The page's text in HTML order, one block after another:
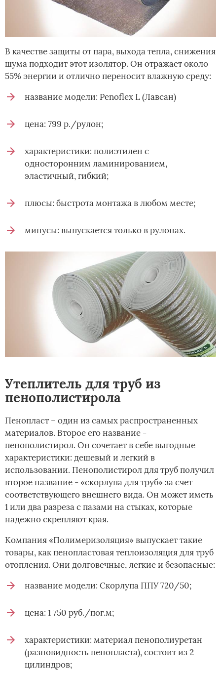
В качестве защиты от пара, выхода тепла, снижения
шума подходит этот изолятор. Он отражает около
55% энергии и отлично переносит влажную среду:
название модели: Penoflex L (Лавсан)
цена: 799 р./рулон;
характеристики: полиэтилен с
односторонним ламинированием,
эластичный, гибкий;
плюсы: быстрота монтажа в любом месте;
минусы: выпускается только в рулонах.
Утеплитель для труб из
пенополистирола
Пенопласт – один из самых распространенных
материалов. Второе его название -
пенополистирол. Он сочетает в себе выгодные
характеристики: дешевый и легкий в
использовании. Пенополистирол для труб получил
второе название - «скорлупа для труб» за счет
соответствующего внешнего вида. Он может иметь
1 или два разреза с пазами на стыках, которые
надежно скрепляют края.
Компания «Полимеризоляция» выпускает такие
товары, как пенопластовая теплоизоляция для труб
отопления. Они долговечные, легкие и безопасные:
название модели: Скорлупа ППУ 720/50;
цена: 1 750 руб./пог.м;
характеристики: материал пенополиуретан
(разновидность пенопласта), состоит из 2
цилиндров;